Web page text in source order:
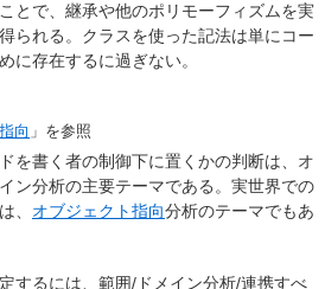
とで、継承や他のポリモーフィズムを実
られる。クラスを使った記法は単にコー
に存在するに過ぎない。
向 」を参照
を書く者の制御下に置くかの判断は、オ
ン分析の主要テーマである。実世界での
、 オブジェクト指向分析のテーマでもあ
するには、範囲/ドメイン分析/連携すべ